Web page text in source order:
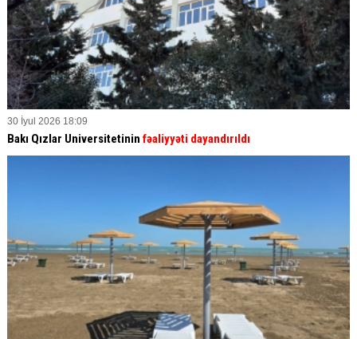
30 İyul 2026 18:09
Bakı Qızlar Universitetinin fəaliyyəti dayandırıldı